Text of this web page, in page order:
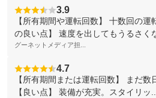
3.9
【所有期間や運転回数】 十数回の
の良い点】 速度を出してもうるさく
グーネットメディア担...
4.7
【所有期間または運転回数】 まだ
【良い点】 装備が充実。スタイリッ...